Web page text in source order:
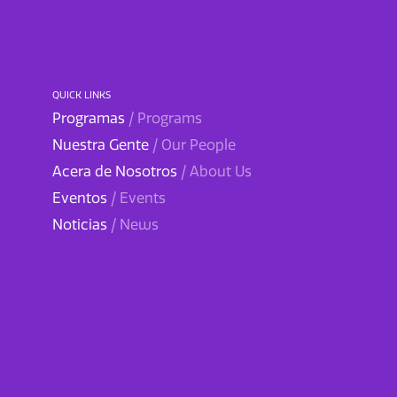
QUICK LINKS
Programas / Programs
Nuestra Gente / Our People
Acera de Nosotros / About Us
Eventos / Events
Noticias / News